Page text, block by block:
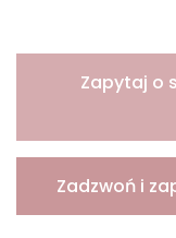
Zapytaj o
Zadzwoń i